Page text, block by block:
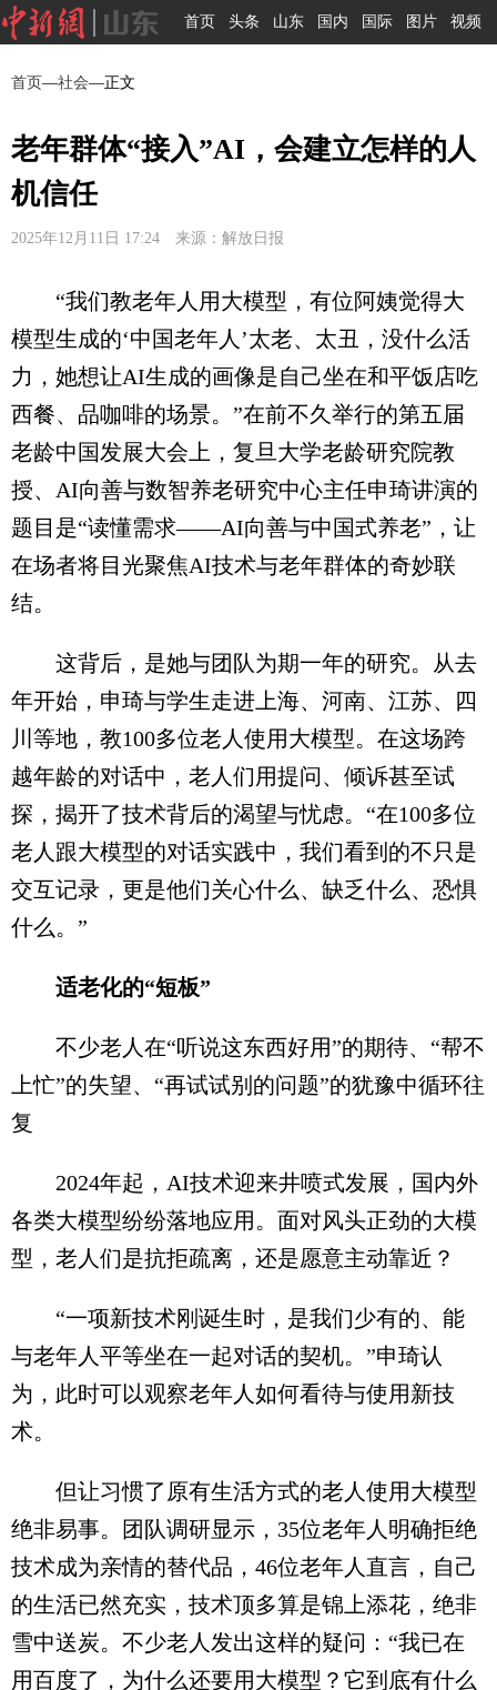
首页 头条 山东 国内 国际 图片 视频
首页—社会—正文
老年群体“接入”AI，会建立怎样的人
机信任
2025年12月11日 17:24 来源：解放日报
“我们教老年人用大模型，有位阿姨觉得大
模型生成的‘中国老年人’太老、太丑，没什么活
力，她想让AI生成的画像是自己坐在和平饭店吃
西餐、品咖啡的场景。”在前不久举行的第五届
老龄中国发展大会上，复旦大学老龄研究院教
授、AI向善与数智养老研究中心主任申琦讲演的
题目是“读懂需求——AI向善与中国式养老”，让
在场者将目光聚焦AI技术与老年群体的奇妙联
结。
这背后，是她与团队为期一年的研究。从去
年开始，申琦与学生走进上海、河南、江苏、四
川等地，教100多位老人使用大模型。在这场跨
越年龄的对话中，老人们用提问、倾诉甚至试
探，揭开了技术背后的渴望与忧虑。“在100多位
老人跟大模型的对话实践中，我们看到的不只是
交互记录，更是他们关心什么、缺乏什么、恐惧
什么。”
适老化的“短板”
不少老人在“听说这东西好用”的期待、“帮不
上忙”的失望、“再试试别的问题”的犹豫中循环往
复
2024年起，AI技术迎来井喷式发展，国内外
各类大模型纷纷落地应用。面对风头正劲的大模
型，老人们是抗拒疏离，还是愿意主动靠近？
“一项新技术刚诞生时，是我们少有的、能
与老年人平等坐在一起对话的契机。”申琦认
为，此时可以观察老年人如何看待与使用新技
术。
但让习惯了原有生活方式的老人使用大模型
绝非易事。团队调研显示，35位老年人明确拒绝
技术成为亲情的替代品，46位老年人直言，自己
的生活已然充实，技术顶多算是锦上添花，绝非
雪中送炭。不少老人发出这样的疑问：“我已在
用百度了，为什么还要用大模型？它到底有什么